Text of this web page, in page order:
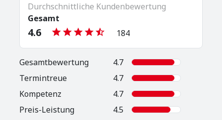
Durchschnittliche Kundenbewertung
Gesamt
4.6 184
Gesamt­bewertung
4.7
Termintreue
4.7
Kompetenz
4.7
Preis-Leistung
4.5